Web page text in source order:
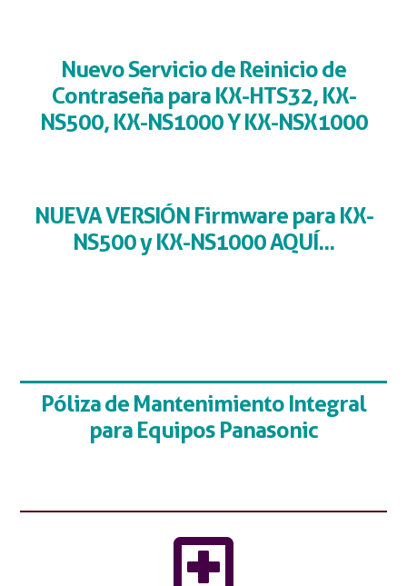
Nuevo Servicio de Reinicio de
Contraseña para KX-HTS32, KX-
NS500, KX-NS1000 Y KX-NSX1000
NUEVA VERSIÓN Firmware para KX-
NS500 y KX-NS1000 AQUÍ...
Póliza de Mantenimiento Integral
para Equipos Panasonic